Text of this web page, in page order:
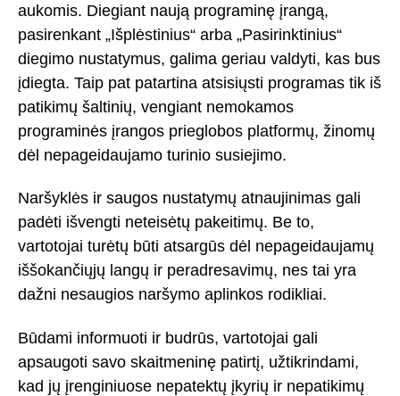
aukomis. Diegiant naują programinę įrangą,
pasirenkant „Išplėstinius“ arba „Pasirinktinius“
diegimo nustatymus, galima geriau valdyti, kas bus
įdiegta. Taip pat patartina atsisiųsti programas tik iš
patikimų šaltinių, vengiant nemokamos
programinės įrangos prieglobos platformų, žinomų
dėl nepageidaujamo turinio susiejimo.
Naršyklės ir saugos nustatymų atnaujinimas gali
padėti išvengti neteisėtų pakeitimų. Be to,
vartotojai turėtų būti atsargūs dėl nepageidaujamų
iššokančiųjų langų ir peradresavimų, nes tai yra
dažni nesaugios naršymo aplinkos rodikliai.
Būdami informuoti ir budrūs, vartotojai gali
apsaugoti savo skaitmeninę patirtį, užtikrindami,
kad jų įrenginiuose nepatektų įkyrių ir nepatikimų